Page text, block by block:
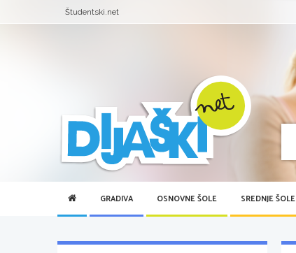
Študentski.net
GRADIVA OSNOVNE ŠOLE SREDNJE ŠOLE